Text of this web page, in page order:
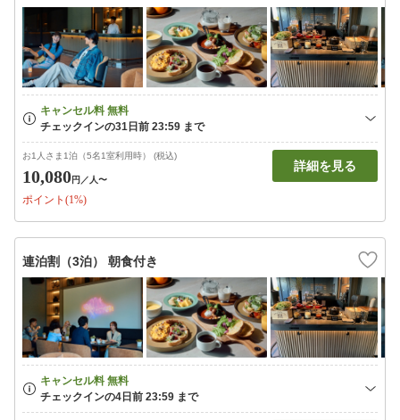
お1人さま1泊（5名1室利用時） (税込)
10,080円 ／人〜
ポイント(1%)
詳細を見る
連泊割（3泊） 朝食付き